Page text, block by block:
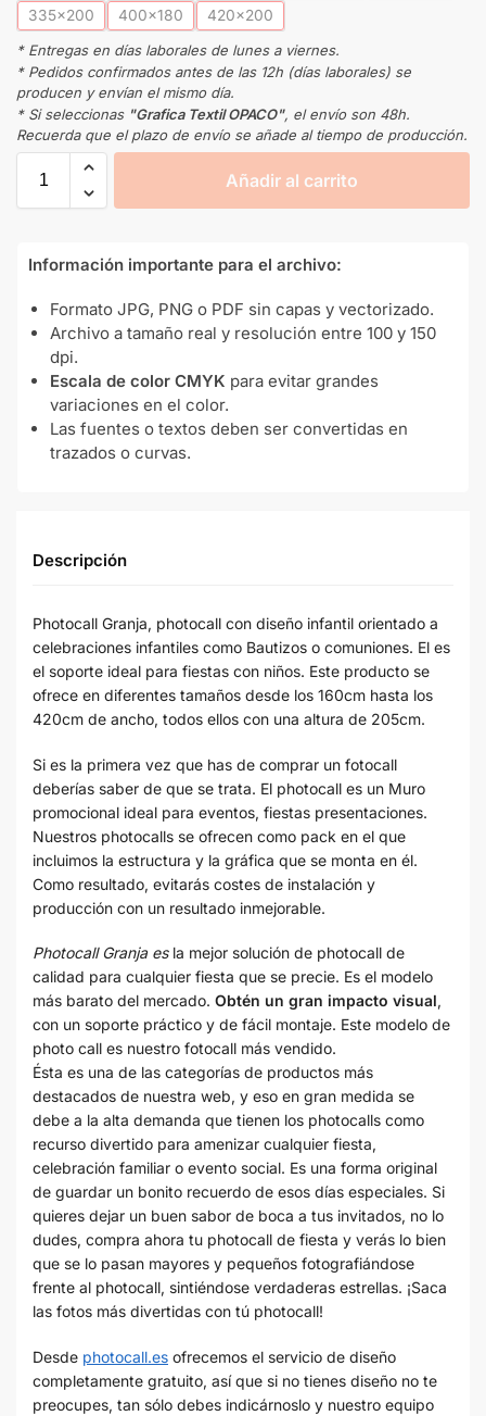
335x200
400x180
420x200
* Entregas en días laborales de lunes a viernes.
* Pedidos confirmados antes de las 12h (días laborales) se
producen y envían el mismo día.
* Si seleccionas "Grafica Textil OPACO", el envío son 48h.
Recuerda que el plazo de envío se añade al tiempo de producción.
Añadir al carrito
Información importante para el archivo:
Formato JPG, PNG o PDF sin capas y vectorizado.
Archivo a tamaño real y resolución entre 100 y 150
dpi.
Escala de color CMYK para evitar grandes
variaciones en el color.
Las fuentes o textos deben ser convertidas en
trazados o curvas.
Descripción
Photocall Granja, photocall con diseño infantil orientado a
celebraciones infantiles como Bautizos o comuniones. El es
el soporte ideal para fiestas con niños. Este producto se
ofrece en diferentes tamaños desde los 160cm hasta los
420cm de ancho, todos ellos con una altura de 205cm.
Si es la primera vez que has de comprar un fotocall
deberías saber de que se trata. El photocall es un Muro
promocional ideal para eventos, fiestas presentaciones.
Nuestros photocalls se ofrecen como pack en el que
incluimos la estructura y la gráfica que se monta en él.
Como resultado, evitarás costes de instalación y
producción con un resultado inmejorable.
Photocall Granja es la mejor solución de photocall de
calidad para cualquier fiesta que se precie. Es el modelo
más barato del mercado. Obtén un gran impacto visual,
con un soporte práctico y de fácil montaje. Este modelo de
photo call es nuestro fotocall más vendido.
Ésta es una de las categorías de productos más
destacados de nuestra web, y eso en gran medida se
debe a la alta demanda que tienen los photocalls como
recurso divertido para amenizar cualquier fiesta,
celebración familiar o evento social. Es una forma original
de guardar un bonito recuerdo de esos días especiales. Si
quieres dejar un buen sabor de boca a tus invitados, no lo
dudes, compra ahora tu photocall de fiesta y verás lo bien
que se lo pasan mayores y pequeños fotografiándose
frente al photocall, sintiéndose verdaderas estrellas. ¡Saca
las fotos más divertidas con tú photocall!
Desde photocall.es ofrecemos el servicio de diseño
completamente gratuito, así que si no tienes diseño no te
preocupes, tan sólo debes indicárnoslo y nuestro equipo